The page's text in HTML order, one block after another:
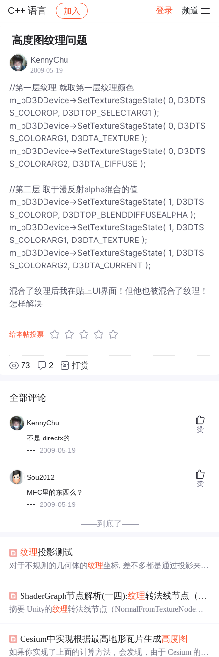
C++ 语言 加入 登录 频道
社区 C++ 语言
高度图纹理问题
KennyChu
2009-05-19
//第一层纹理 就取第一层纹理颜色
m_pD3DDevice->SetTextureStageState( 0, D3DTS
S_COLOROP, D3DTOP_SELECTARG1 );
m_pD3DDevice->SetTextureStageState( 0, D3DTS
S_COLORARG1, D3DTA_TEXTURE );
m_pD3DDevice->SetTextureStageState( 0, D3DTS
S_COLORARG2, D3DTA_DIFFUSE );
//第二层 取于漫反射alpha混合的值
m_pD3DDevice->SetTextureStageState( 1, D3DTS
S_COLOROP, D3DTOP_BLENDDIFFUSEALPHA );
m_pD3DDevice->SetTextureStageState( 1, D3DTS
S_COLORARG1, D3DTA_TEXTURE );
m_pD3DDevice->SetTextureStageState( 1, D3DTS
S_COLORARG2, D3DTA_CURRENT );
混合了纹理后我在贴上UI界面！但他也被混合了纹理！
怎样解决
给本帖投票
73 2 打赏
全部评论
KennyChu
不是 directx的
2009-05-19
赞
Sou2012
MFC里的东西么？
2009-05-19
赞
——到底了——
纹理投影测试
对于不规则的几何体的纹理坐标, 差不多都是通过投影来算
有个不规则地形(X,Y,Z三个方向上都有面), 这时就没法简
单地用X,Z坐标来计算UV了对于基于高度图的地形来说,
ShaderGraph节点解析(十四):纹理转法线节点（Normal From Texture Node）详解
摘要 Unity的纹理转法线节点（NormalFromTextureNode）
和调节凹凸强度的Strength（0-10）。其核心算法通过相邻
像素高度差构建切向量，叉乘后归一化输出法线，适用于
Cesium中实现根据最高地形瓦片生成高度图
如果你实现了上面的计算方法，会发现，由于 Cesium 的地